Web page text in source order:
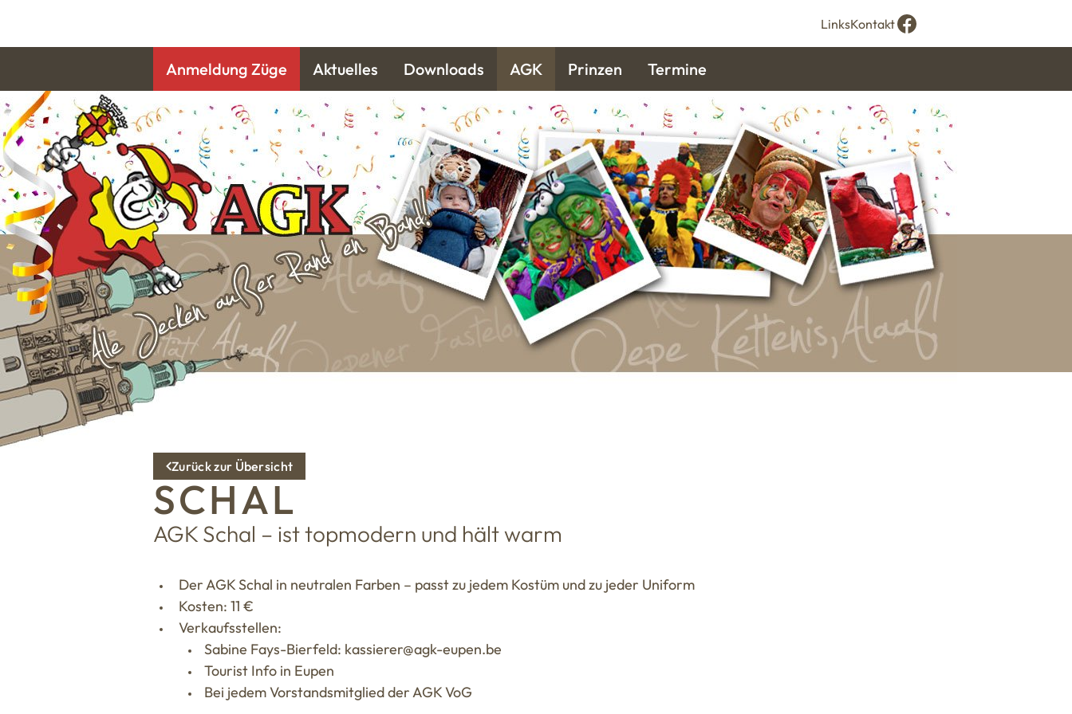
LinksKontakt
Anmeldung Züge Aktuelles Downloads AGK Prinzen Termine
Zurück zur Übersicht
SCHAL
AGK Schal – ist topmodern und hält warm
Der AGK Schal in neutralen Farben – passt zu jedem Kostüm und zu jeder Uniform
Kosten: 11 €
Verkaufsstellen:
Sabine Fays-Bierfeld: kassierer@agk-eupen.be
Tourist Info in Eupen
Bei jedem Vorstandsmitglied der AGK VoG